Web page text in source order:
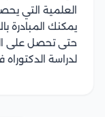
العلمية التي
يمكنك المبادرة
حتى تحصل على
لدراسة